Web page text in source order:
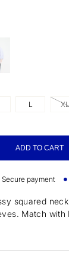
L
ADD TO CART
Secure payment
squared
Match with